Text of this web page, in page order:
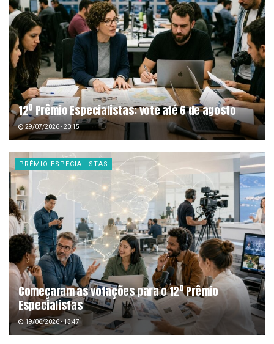
12º Prêmio Especialistas: vote até 6 de agosto
29/07/2026 - 20:15
PRÊMIO ESPECIALISTAS
Começaram as votações para o 12º Prêmio
Especialistas
19/06/2026 - 13:47